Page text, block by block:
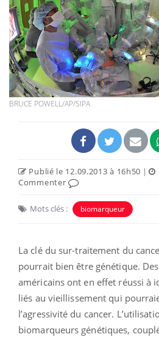
BRUCE POWELL/AP/SIPA
Publié le 12.09.2013 à 16h50 |
Commenter
Mots clés : biomarqueur
La clé du sur-traitement du
pourrait bien être génétique.
américains ont en effet réussi à
liés au vieillissement qui
l’agressivité du cancer.
biomarqueurs génétiques,